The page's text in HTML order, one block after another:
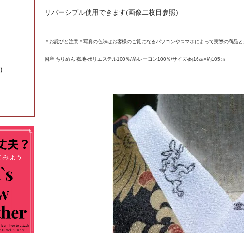
リバーシブル使用できます(画像二枚目参照)
＊お詫びと注意＊写真の色味はお客様のご覧になるパソコンやスマホによって実際の商品
国産 ちりめん 襟地-ポリエステル100％/糸-レーヨン100％/サイズ-約16㎝×約105㎝